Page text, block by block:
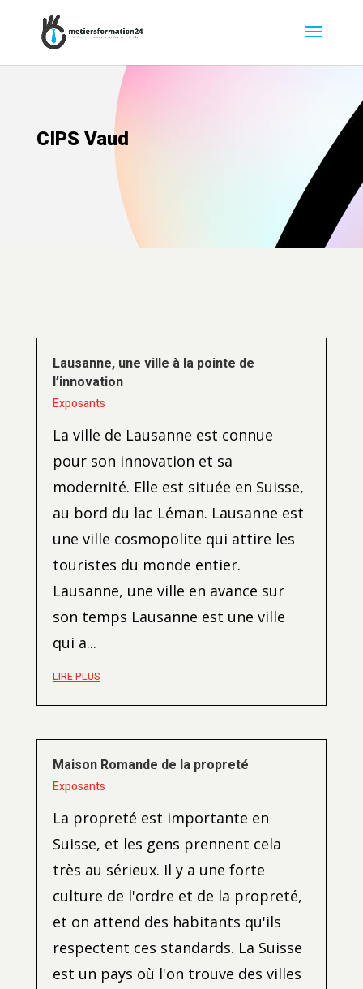
CIPS Vaud
Lausanne, une ville à la pointe de
l’innovation
Exposants
La ville de Lausanne est connue
pour son innovation et sa
modernité. Elle est située en Suisse,
au bord du lac Léman. Lausanne est
une ville cosmopolite qui attire les
touristes du monde entier.
Lausanne, une ville en avance sur
son temps Lausanne est une ville
qui a...
LIRE PLUS
Maison Romande de la propreté
Exposants
La propreté est importante en
Suisse, et les gens prennent cela
très au sérieux. Il y a une forte
culture de l'ordre et de la propreté,
et on attend des habitants qu'ils
respectent ces standards. La Suisse
est un pays où l'on trouve des villes